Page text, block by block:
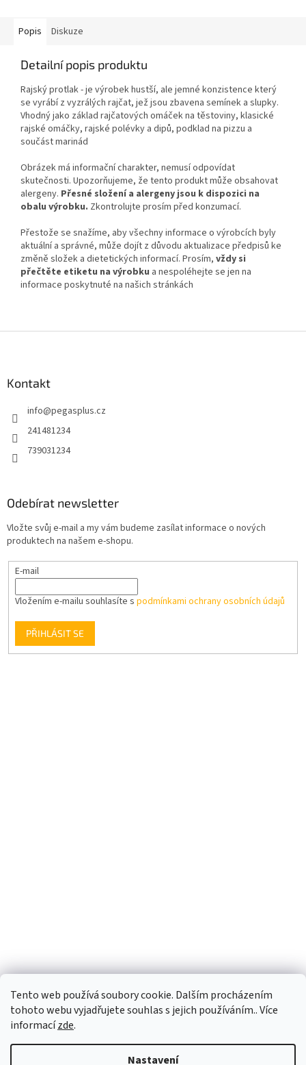
Tento web používá soubory cookie. Dalším procházením
tohoto webu vyjadřujete souhlas s jejich používáním.. Více
informacízde.
Nastavení
Popis Diskuze
Detailní popis produktu
Rajský protlak -je výrobek hustší, ale jemné konzistence který
se vyrábí z vyzrálých rajčat, jež jsou zbavena semínek a slupky.
Vhodný jako základ rajčatových omáček na těstoviny, klasické
rajské omáčky, rajské polévky a dipů, podklad na pizzu a
součást marinád
Obrázek má informační charakter, nemusí odpovídat
skutečnosti. Upozorňujeme, že tento produkt může obsahovat
alergeny. Přesné složení a alergeny jsou k dispozici na
obalu výrobku. Zkontrolujte prosím před konzumací.
Přestože se snažíme, aby všechny informace o výrobcích byly
aktuální a správné, může dojít z důvodu aktualizace předpisů ke
změně složek a dietetických informací. Prosím, vždy si
přečtěte etiketu na výrobku a nespoléhejte se jen na
informace poskytnuté na našich stránkách
Kontakt
info@pegasplus.cz
241481234
739031234
Odebírat newsletter
Vložte svůj e-mail a my vám budeme zasílat informace o nových
produktech na našem e-shopu.
E-mail
Vložením e-mailu souhlasíte s podmínkami ochrany osobních údajů
PŘIHLÁSIT SE